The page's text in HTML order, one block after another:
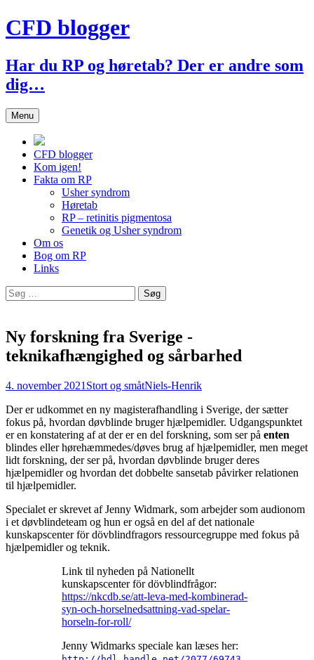
Hop
til
CFD blogger
Har du RP og høretab? Der er andre som
dig…
Menu
CFD blogger
Kom igen!
Fakta om RP
Usher syndrom
Høretab
RP – retinitis pigmentosa
Genetik og Usher syndrom
Om os
Bog om RP
Links
Søg
efter:
Ny forskning fra Sverige -
teknikafhængighed og sårbarhed
4. november 2021 Stort og småtNiels-Henrik
Der er udkommet en ny magisterafhandling i Sverige, der sætter
fokus på, hvordan døvblinde bruger hjælpemidler. Udgangspunktet
er en konstatering af at der er en del forskning, som ser på enten
blindes eller hørehæmmedes/døves brug af hjælpemidler, men meget
lidt forskning, der ser på, hvordan døvblinde bruger deres
hjælpemidler og hvordan det dobbelte sansetab påvirker relationen
til hjælpemidler.
Specialet er skrevet af Jenny Widmark, som arbejder som audionom
i et døvblindeteam og hun er også en del af det nationale
kunskapscenter för dövblindfragors ressourcegruppe med fokus på
hjælpemidler og teknik.
Link til nyheden på Nationellt
kunskapscenter för dövblindfrågor:
https://nkcdb.se/att-leva-med-kombinerad-
syn-och-horselnedsattning-vad-spelar-
horseln-for-roll/
Jenny Widmarks speciale kan læses her: